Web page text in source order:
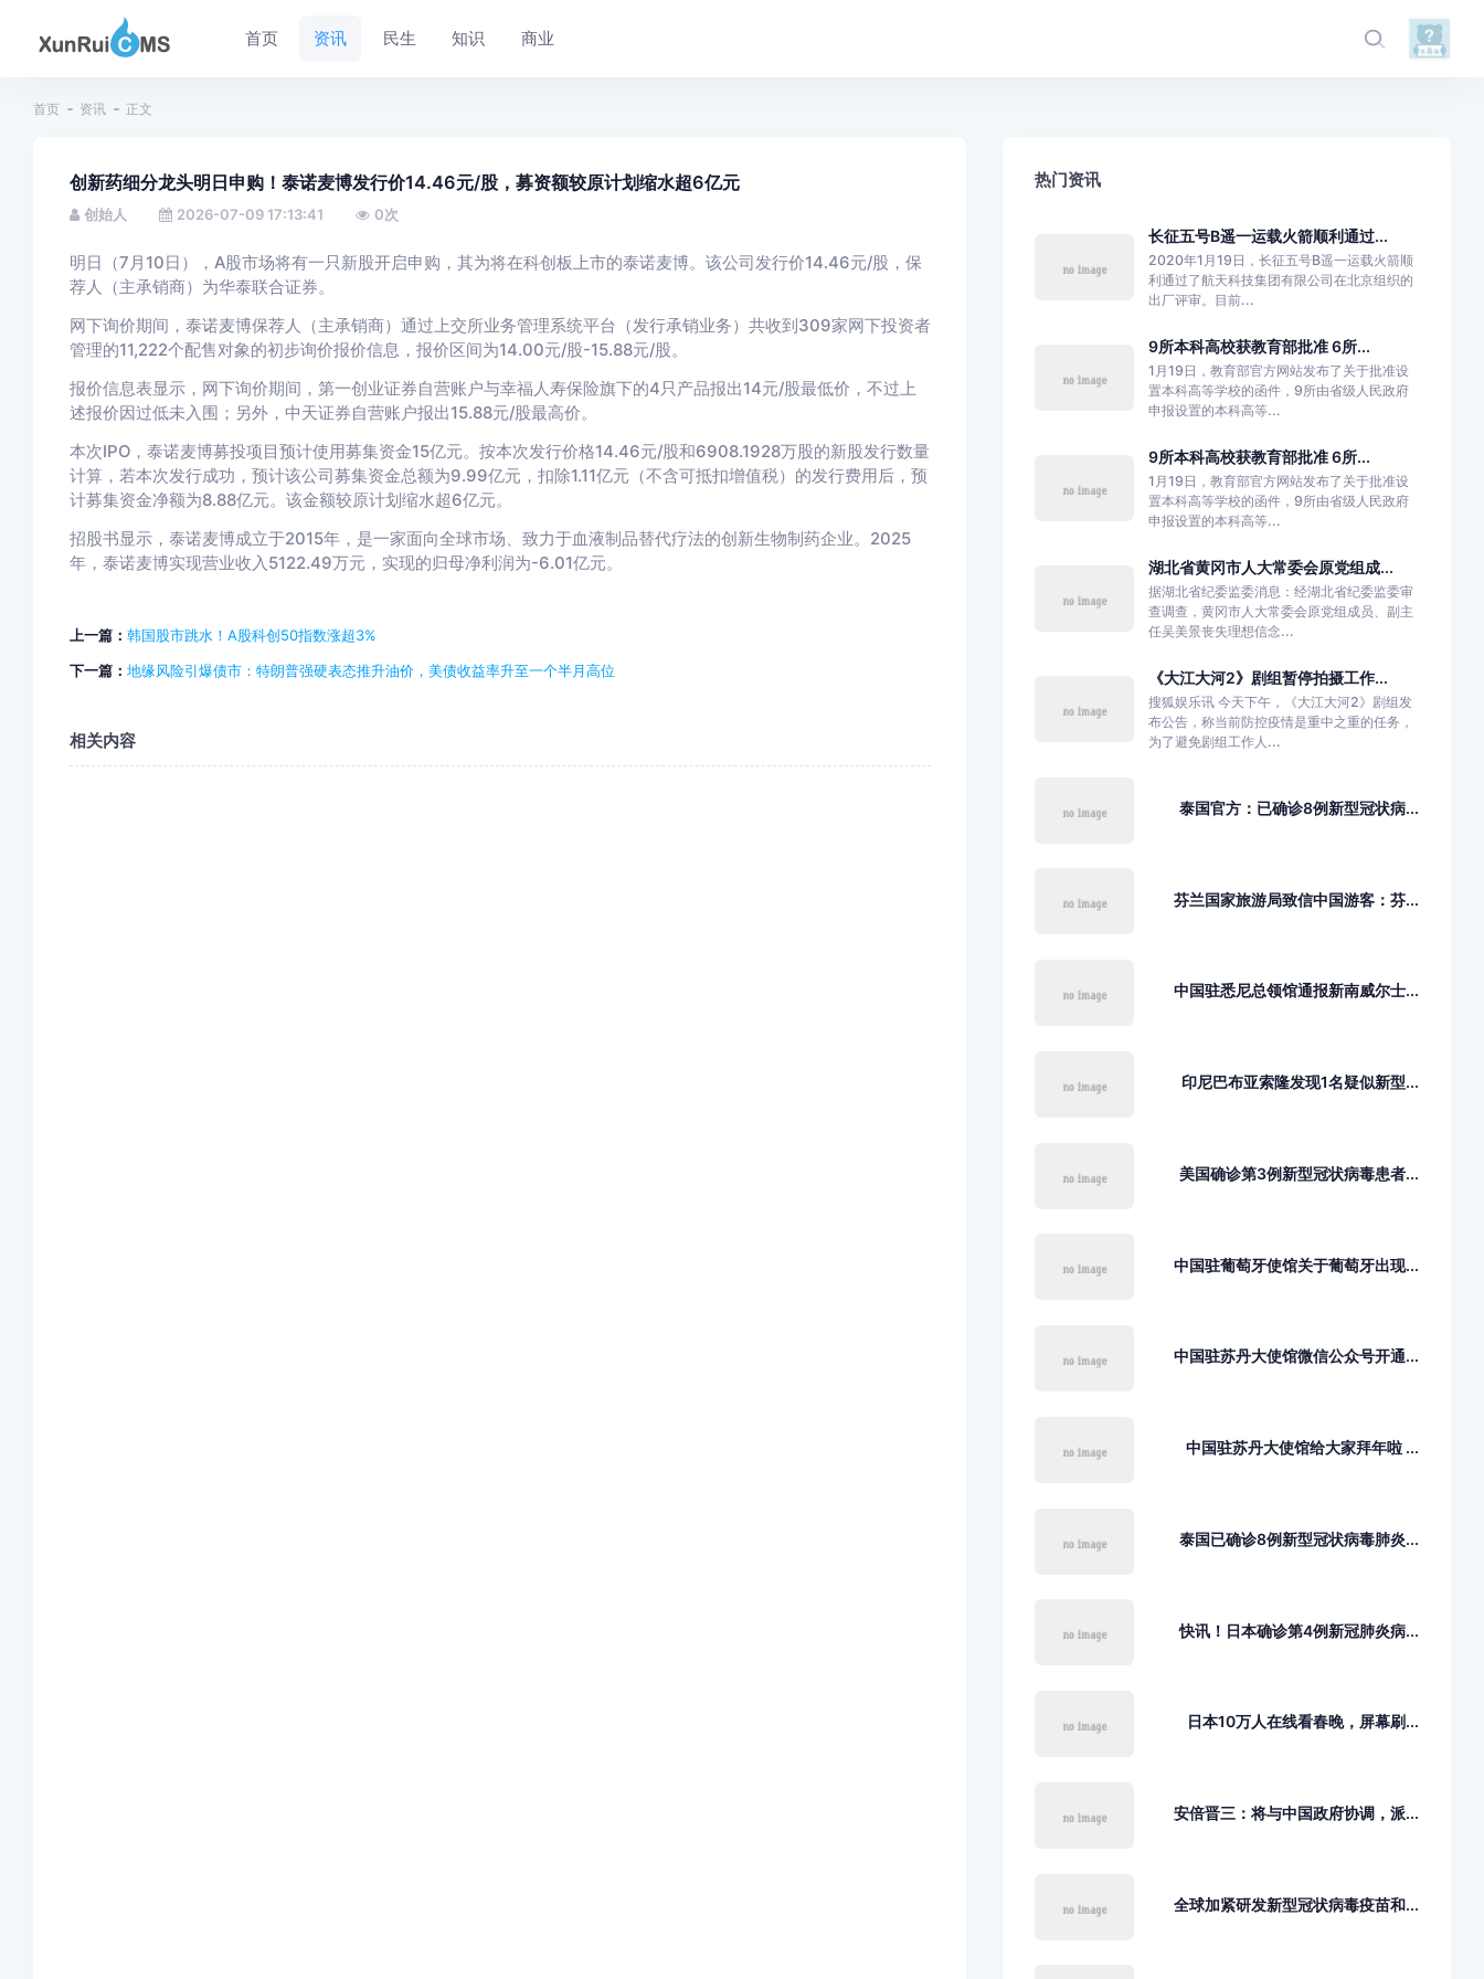
首页 资讯 民生 知识 商业
首页 资讯 正文
创新药细分龙头明日申购！泰诺麦博发行价14.46元/股，募资额较原计划缩水超6亿元
创始人 2026-07-09 17:13:41 0次
明日（7月10日），A股市场将有一只新股开启申购，其为将在科创板上市的泰诺麦博。该公司发行价14.46元/股，保
荐人（主承销商）为华泰联合证券。
网下询价期间，泰诺麦博保荐人（主承销商）通过上交所业务管理系统平台（发行承销业务）共收到309家网下投资者
管理的11,222个配售对象的初步询价报价信息，报价区间为14.00元/股-15.88元/股。
报价信息表显示，网下询价期间，第一创业证券自营账户与幸福人寿保险旗下的4只产品报出14元/股最低价，不过上
述报价因过低未入围；另外，中天证券自营账户报出15.88元/股最高价。
本次IPO，泰诺麦博募投项目预计使用募集资金15亿元。按本次发行价格14.46元/股和6908.1928万股的新股发行数量
计算，若本次发行成功，预计该公司募集资金总额为9.99亿元，扣除1.11亿元（不含可抵扣增值税）的发行费用后，预
计募集资金净额为8.88亿元。该金额较原计划缩水超6亿元。
招股书显示，泰诺麦博成立于2015年，是一家面向全球市场、致力于血液制品替代疗法的创新生物制药企业。2025
年，泰诺麦博实现营业收入5122.49万元，实现的归母净利润为-6.01亿元。
上一篇： 韩国股市跳水！A股科创50指数涨超3%
下一篇： 地缘风险引爆债市：特朗普强硬表态推升油价，美债收益率升至一个半月高位
相关内容
热门资讯
长征五号B遥一运载火箭顺利通过...
2020年1月19日，长征五号B遥一运载火箭顺
利通过了航天科技集团有限公司在北京组织的
出厂评审。目前...
9所本科高校获教育部批准 6所...
1月19日，教育部官方网站发布了关于批准设
置本科高等学校的函件，9所由省级人民政府
申报设置的本科高等...
9所本科高校获教育部批准 6所...
1月19日，教育部官方网站发布了关于批准设
置本科高等学校的函件，9所由省级人民政府
申报设置的本科高等...
湖北省黄冈市人大常委会原党组成...
据湖北省纪委监委消息：经湖北省纪委监委审
查调查，黄冈市人大常委会原党组成员、副主
任吴美景丧失理想信念...
《大江大河2》剧组暂停拍摄工作...
搜狐娱乐讯 今天下午，《大江大河2》剧组发
布公告，称当前防控疫情是重中之重的任务，
为了避免剧组工作人...
泰国官方：已确诊8例新型冠状病...
芬兰国家旅游局致信中国游客：芬...
中国驻悉尼总领馆通报新南威尔士...
印尼巴布亚索隆发现1名疑似新型...
美国确诊第3例新型冠状病毒患者...
中国驻葡萄牙使馆关于葡萄牙出现...
中国驻苏丹大使馆微信公众号开通...
中国驻苏丹大使馆给大家拜年啦 ...
泰国已确诊8例新型冠状病毒肺炎...
快讯！日本确诊第4例新冠肺炎病...
日本10万人在线看春晚，屏幕刷...
安倍晋三：将与中国政府协调，派...
全球加紧研发新型冠状病毒疫苗和...